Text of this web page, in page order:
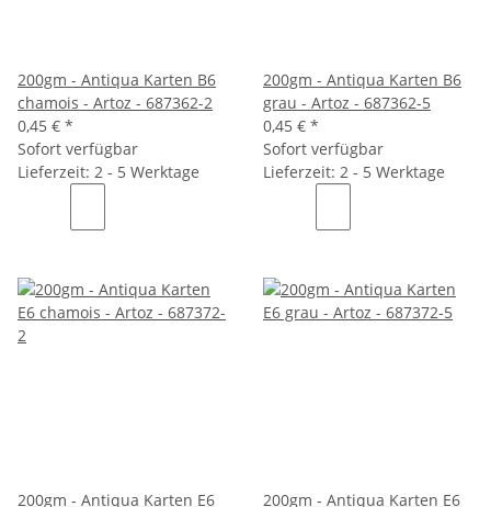
200gm - Antiqua Karten B6
chamois - Artoz - 687362-2
0,45 € *
Sofort verfügbar
Lieferzeit: 2 - 5 Werktage
200gm - Antiqua Karten B6
grau - Artoz - 687362-5
0,45 € *
Sofort verfügbar
Lieferzeit: 2 - 5 Werktage
200gm - Antiqua Karten E6
200gm - Antiqua Karten E6